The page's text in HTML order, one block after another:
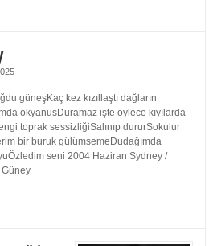
güneşKaç kez kızıllaştı dağların
okyanusDuramaz işte öylece kıyılarda
toprak sessizliğiSalınıp dururSokulur
bir buruk gülümsemeDudağımda
seni 2004 Haziran Sydney /